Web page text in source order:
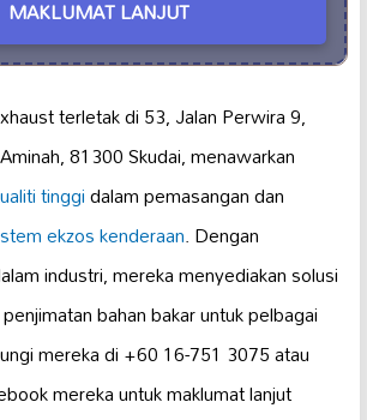
MAKLUMAT LANJUT
terletak di 53, Jalan Perwira 9,
81300 Skudai, menawarkan
tinggidalam pemasangan dan
ekzos kenderaan. Dengan
industri, mereka menyediakan solusi
bahan bakar untuk pelbagai
mereka di +60 16-751 3075 atau
mereka untuk maklumat lanjut